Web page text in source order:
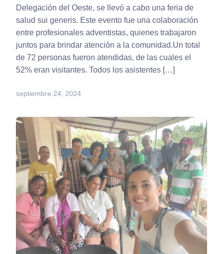
Delegación del Oeste, se llevó a cabo una feria de
salud sui generis. Este evento fue una colaboración
entre profesionales adventistas, quienes trabajaron
juntos para brindar atención a la comunidad.Un total
de 72 personas fueron atendidas, de las cuales el
52% eran visitantes. Todos los asistentes […]
septiembre 24, 2024